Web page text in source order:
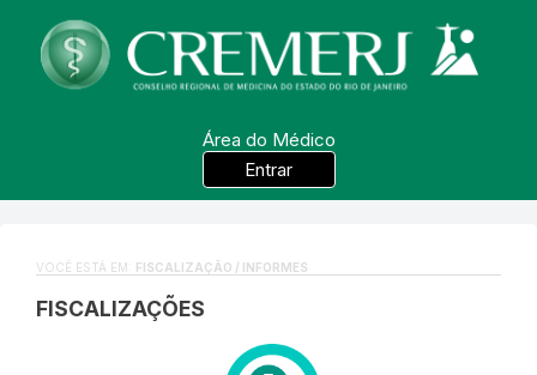
Área do Médico
Entrar
VOCÊ ESTÁ EM: FISCALIZAÇÃO / INFORMES
FISCALIZAÇÕES